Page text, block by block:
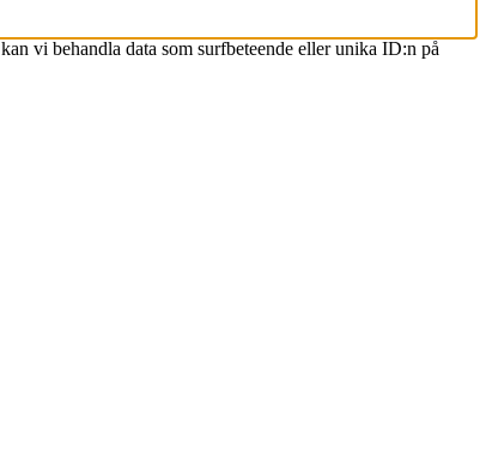
vi behandla data som surfbeteende eller unika ID:n på